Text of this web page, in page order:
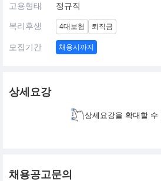
고용형태 정규직
복리후생 4대보험 퇴직금
모집기간 채용시까지
상세요강
상세요강을 확대할 수
채용공고문의